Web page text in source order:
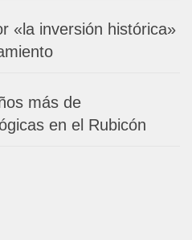
«la inversión histórica»
más de
en el Rubicón